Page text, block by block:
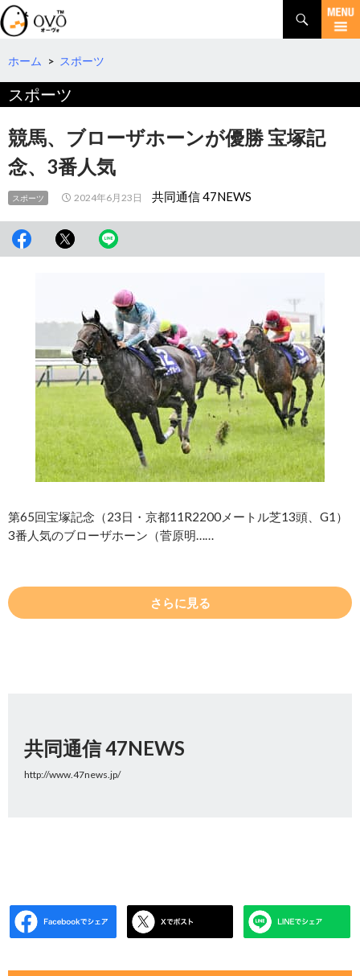
検
索
コ
テ
へ
移
動
ホーム > スポーツ
スポーツ
競馬、ブローザホーンが優勝 宝塚記
念、3番人気
スポーツ 2024年6月23日 共同通信 47NEWS
第65回宝塚記念（23日・京都11R2200メートル芝13頭、G1）
3番人気のブローザホーン（菅原明……
さらに見る
共同通信 47NEWS
http://www.47news.jp/